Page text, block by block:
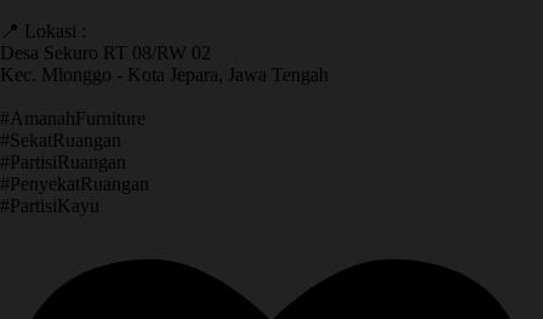
📍 Lokasi :
Desa Sekuro RT 08/RW 02
Kec. Mlonggo - Kota Jepara, Jawa Tengah
​#AmanahFurniture
​#SekatRuangan
​#PartisiRuangan
​#PenyekatRuangan
​#PartisiKayu